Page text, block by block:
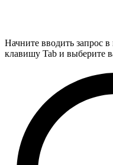
Начните вводить запрос
клавишу Tab и выберите